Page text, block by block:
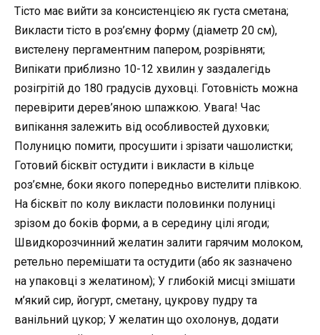
Тісто має вийти за консистенцією як густа сметана;
Викласти тісто в роз’ємну форму (діаметр 20 см),
вистелену пергаментним папером, розрівняти;
Випікати приблизно 10-12 хвилин у заздалегідь
розігрітій до 180 градусів духовці. Готовність можна
перевірити дерев’яною шпажкою. Увага! Час
випікання залежить від особливостей духовки;
Полуницю помити, просушити і зрізати чашолистки;
Готовий бісквіт остудити і викласти в кільце
роз’ємне, боки якого попередньо вистелити плівкою.
На бісквіт по колу викласти половинки полуниці
зрізом до боків форми, а в середину цілі ягоди;
Швидкорозчинний желатин залити гарячим молоком,
ретельно перемішати та остудити (або як зазначено
на упаковці з желатином); У глибокій мисці змішати
м’який сир, йогурт, сметану, цукрову пудру та
ванільний цукор; У желатин що охолонув, додати